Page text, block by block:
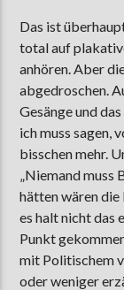
Das ist
total auf
anhören. Aber
abgedroschen.
Gesänge und
ich muss sagen,
bisschen mehr.
„Niemand muss
hätten wären die
es halt nicht das
Punkt
mit Politischem
oder weniger